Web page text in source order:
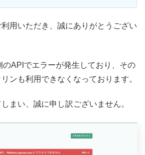
用いただき、誠にありがとうござい
のAPIでエラーが発生しており、その
ンも利用できなくなっております。
まい、誠に申し訳ございません。